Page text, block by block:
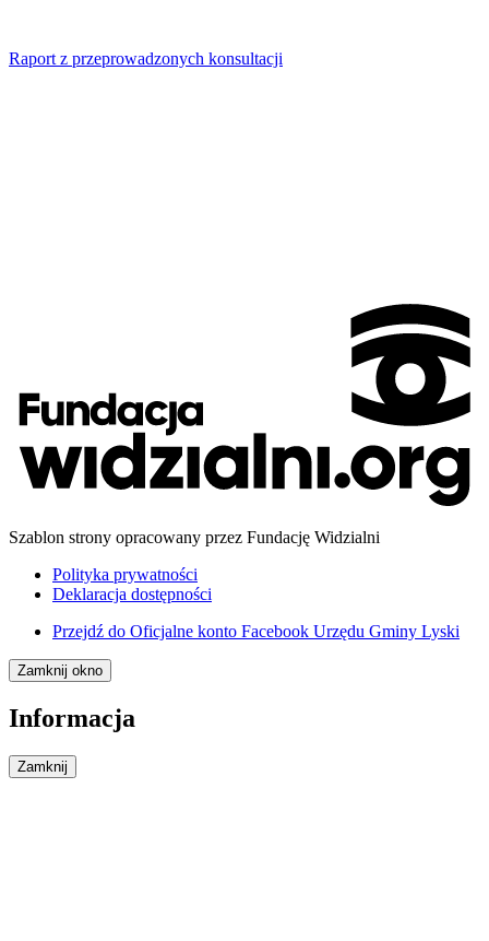
Raport z przeprowadzonych konsultacji
Szablon strony opracowany przez Fundację Widzialni
Polityka prywatności
Deklaracja dostępności
Przejdź do Oficjalne konto Facebook Urzędu Gminy Lyski
Zamknij okno
Informacja
Zamknij